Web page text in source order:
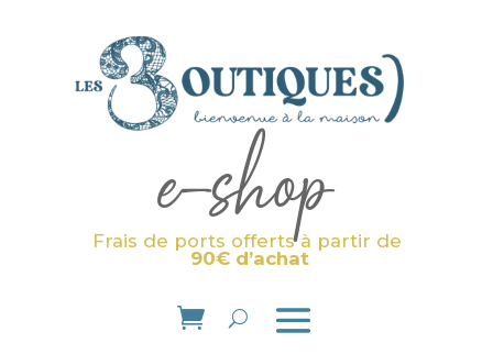
e-shop
Frais de ports offerts à partir de
90€ d’achat